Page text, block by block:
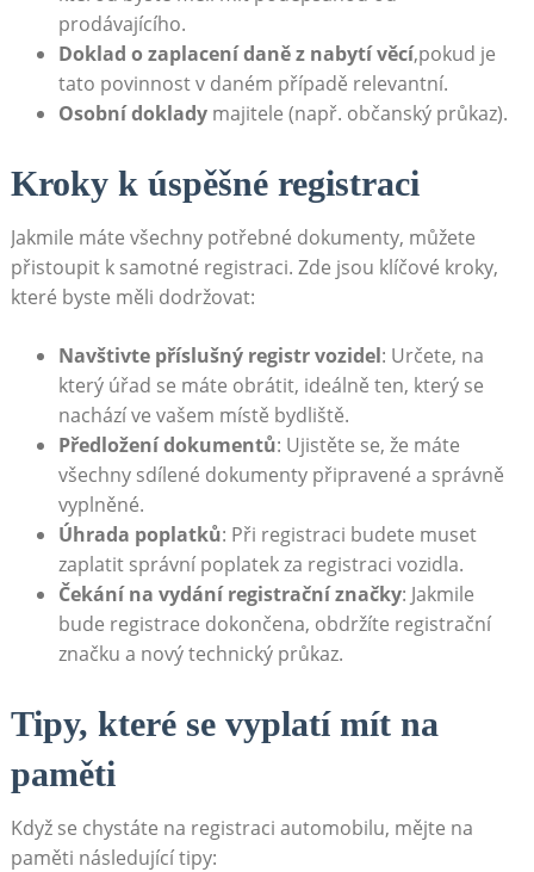
prodávajícího.
Doklad o zaplacení daně z nabytí věcí,pokud je
tato povinnost v daném případě relevantní.
Osobní dokladymajitele (např. občanský průkaz).
Kroky k úspěšné registraci
Jakmile máte všechny potřebné dokumenty, můžete
přistoupit k samotné registraci. Zde jsou klíčové kroky,
které byste měli dodržovat:
Navštivte příslušný registr vozidel: Určete, na
který úřad se máte obrátit, ideálně ten, který se
nachází ve vašem místě bydliště.
Předložení dokumentů: Ujistěte se, že máte
všechny sdílené dokumenty připravené a správně
vyplněné.
Úhrada poplatků: Při registraci budete muset
zaplatit správní poplatek za registraci vozidla.
Čekání na vydání registrační značky: Jakmile
bude registrace dokončena, obdržíte registrační
značku a nový technický průkaz.
Tipy, které se vyplatí mít na
paměti
Když se chystáte na registraci automobilu, mějte na
paměti následující tipy: